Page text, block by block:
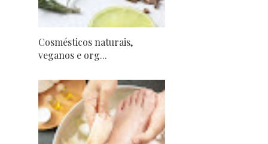
Cosmésticos naturais,
veganos e org...